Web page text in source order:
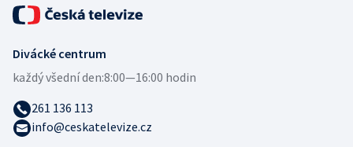
Divácké centrum
každý všední den:8:00—16:00 hodin
261 136 113
info@ceskatelevize.cz